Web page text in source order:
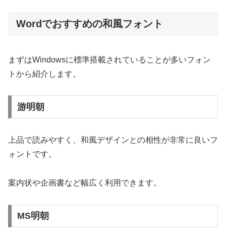
Wordでおすすめの和風フォント
まずはWindowsに標準搭載されていることが多いフォン
トから紹介します。
游明朝
上品で読みやすく、和風デザインとの相性が非常に良いフ
ォントです。
案内状や企画書など幅広く利用できます。
MS明朝